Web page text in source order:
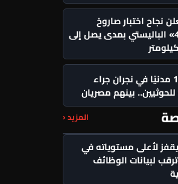
نجاح اختبار صاروخ
«أغني-4» الباليستي بمدى يصل إلى
إصابة 11 مدنيًا في نجران جراء
بينهم مصريان
المزيد ‹
لأعلى مستوياته في
لبيانات الوظائف